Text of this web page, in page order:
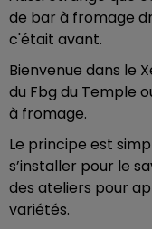
de bar à fromage
c'était avant.
Bienvenue dans le
du Fbg du Temple
à fromage.
Le principe est
s’installer pour le
des ateliers pour
variétés.